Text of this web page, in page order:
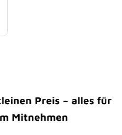
Preis – alles für
Mitnehmen